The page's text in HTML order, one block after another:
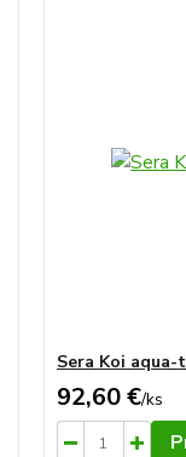
Sera Koi
92,60 €/ks